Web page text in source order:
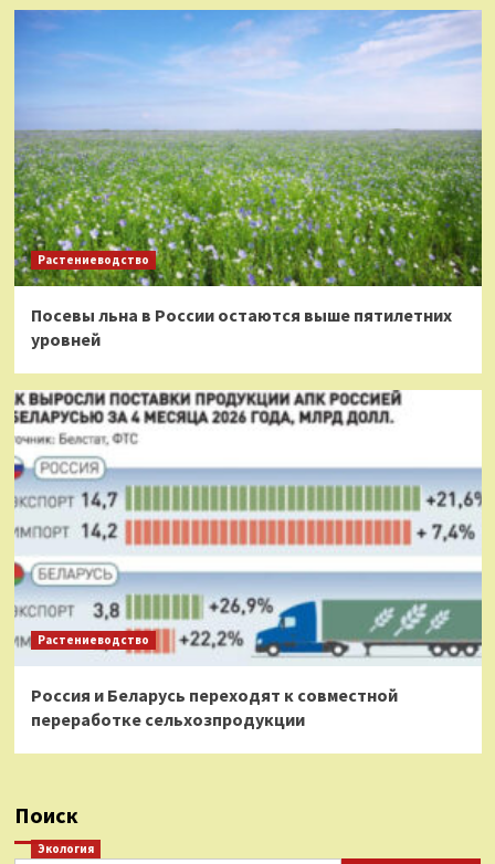
Растениеводство
Посевы льна в России остаются выше пятилетних
уровней
Растениеводство
Россия и Беларусь переходят к совместной
переработке сельхозпродукции
Поиск
Экология